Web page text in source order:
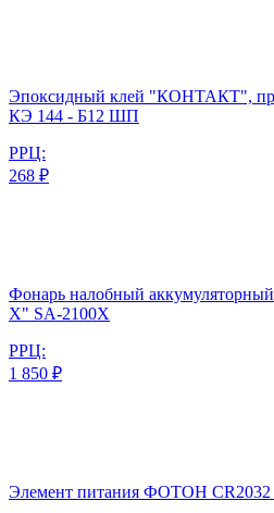
Эпоксидный клей "КОНТАКТ",
КЭ 144 - Б12 ШП
РРЦ:
268 ₽
Фонарь налобный
Х" SA-2100X
РРЦ:
1 850 ₽
Элемент питания ФОТОН CR2032